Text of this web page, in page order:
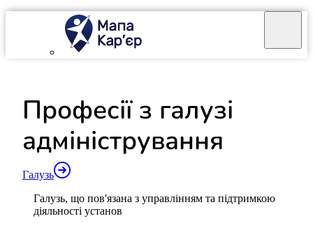
Професії з галузі
адміністрування
Галузь
Галузь, що пов'язана з управлінням та підтримкою
діяльності установ